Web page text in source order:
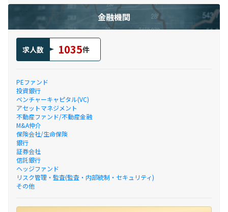
金融機関
求人数 1035件
PEファンド
投資銀行
ベンチャーキャピタル(VC)
アセットマネジメント
不動産ファンド/不動産金融
M&A仲介
保険会社/生命保険
銀行
証券会社
信託銀行
ヘッジファンド
リスク管理・監査(監査・内部統制・セキュリティ)
その他